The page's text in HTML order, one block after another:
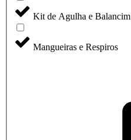
Kit de Agulha e Balancim
Mangueiras e Respiros